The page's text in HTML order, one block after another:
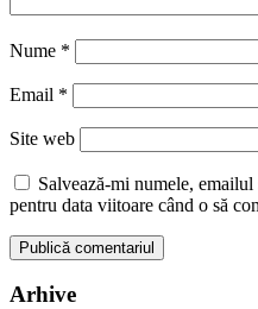
Nume *
Email *
Site web
Salvează-mi numele,
pentru data viitoare când o să
Arhive